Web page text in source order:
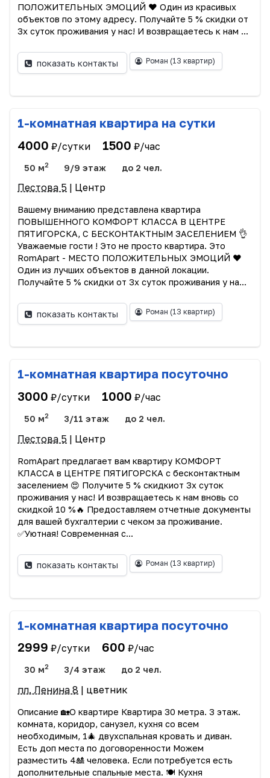
ПОЛОЖИТЕЛЬНЫХ ЭМОЦИЙ ❤️ Один из красивых
объектов по этому адресу. Получайте 5 % скидки от
3х суток проживания у нас! И возвращаетесь к нам ...
показать контакты Роман (13 квартир)
1-комнатная квартира на сутки
4000 ₽/сутки 1500 ₽/час
50 м2 9/9 этаж до 2 чел.
Пестова 5 | Центр
Вашему вниманию представлена квартира
ПОВЫШЕННОГО КОМФОРТ КЛАССА В ЦЕНТРЕ
ПЯТИГОРСКА, С БЕСКОНТАКТНЫМ ЗАСЕЛЕНИЕМ 👌
Уважаемые гости ! Это не просто квартира. Это
RomApart - МЕСТО ПОЛОЖИТЕЛЬНЫХ ЭМОЦИЙ ❤️
Один из лучших объектов в данной локации.
Получайте 5 % скидки от 3х суток проживания у на...
показать контакты Роман (13 квартир)
1-комнатная квартира посуточно
3000 ₽/сутки 1000 ₽/час
50 м2 3/11 этаж до 2 чел.
Пестова 5 | Центр
RomApart предлагает вам квартиру КОМФОРТ
КЛАССА в ЦЕНТРЕ ПЯТИГОРСКА с бесконтактным
заселением 😍 Получите 5 % скидкиот 3х суток
проживания у нас! И возвращаетесь к нам вновь со
скидкой 10 %🔥 Предоставляем отчетные документы
для вашей бухгалтерии с чеком за проживание.
✅Уютная! Современная с...
показать контакты Роман (13 квартир)
1-комнатная квартира посуточно
2999 ₽/сутки 600 ₽/час
30 м2 3/4 этаж до 2 чел.
пл. Ленина 8 | цветник
Описание 🏡О квартире Квартира 30 метра. 3 этаж.
комната, коридор, санузел, кухня со всем
необходимым, 1🎄 двухспальная кровать и диван.
Есть доп места по договоренности Можем
разместить 4🎎 человека. Если потребуется есть
дополнительные спальные места. 🍽️ Кухня